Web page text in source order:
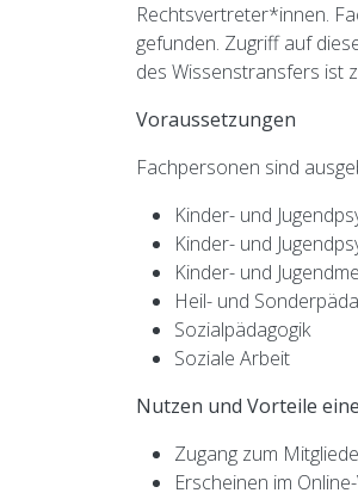
Rechtsvertreter*innen.
gefunden. Zugriff auf
des Wissenstransfers ist
Voraussetzungen
Fachpersonen sind
Kinder- und
Kinder- und
Kinder- und
Heil- und
Sozialpädagogik
Soziale Arbeit
Nutzen und Vorteile
Zugang zum
Erscheinen im